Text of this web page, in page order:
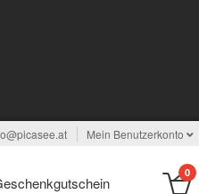
Mein Benutzerkonto
0